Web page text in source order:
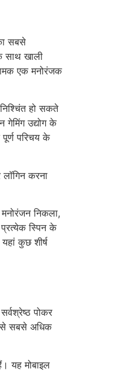
सबसे
साथ खाली
एक मनोरंजक
हो सकते
उद्योग के
परिचय के
करना
निकला,
स्पिन के
कुछ शीर्ष
पोकर
से सबसे अधिक
यह मोबाइल